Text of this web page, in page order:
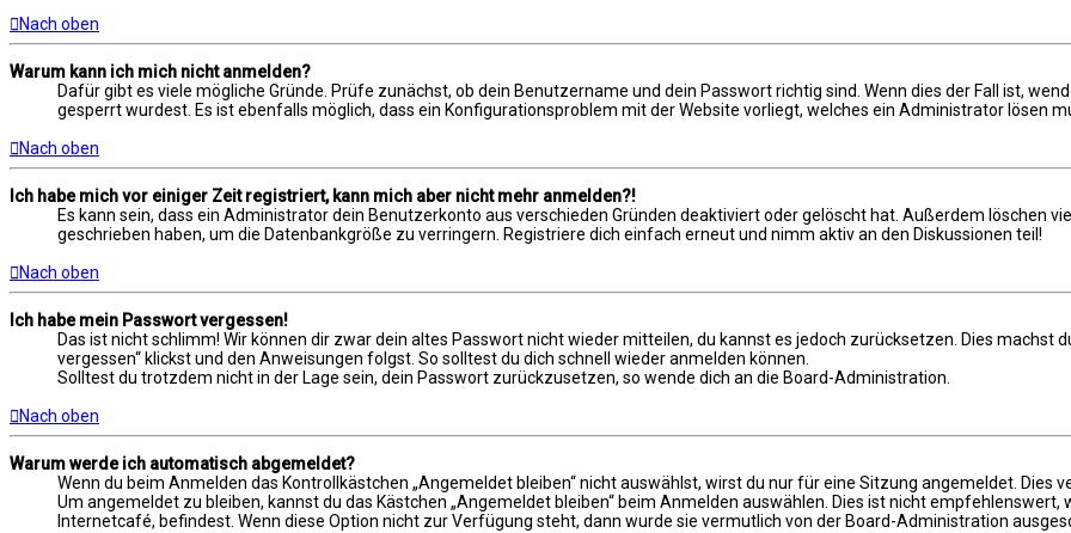
Nach oben
Warum kann ich mich nicht anmelden?
Dafür gibt es viele mögliche Gründe. Prüfe zunächst, ob dein Benutzername und dein Passwort richtig sind. Wenn dies der Fall ist,
gesperrt wurdest. Es ist ebenfalls möglich, dass ein Konfigurationsproblem mit der Website vorliegt, welches ein Administrator lösen
Nach oben
Ich habe mich vor einiger Zeit registriert, kann mich aber nicht mehr anmelden?!
Es kann sein, dass ein Administrator dein Benutzerkonto aus verschieden Gründen deaktiviert oder gelöscht hat. Außerdem löschen
geschrieben haben, um die Datenbankgröße zu verringern. Registriere dich einfach erneut und nimm aktiv an den Diskussionen teil!
Nach oben
Ich habe mein Passwort vergessen!
Das ist nicht schlimm! Wir können dir zwar dein altes Passwort nicht wieder mitteilen, du kannst es jedoch zurücksetzen. Dies machst
vergessen“ klickst und den Anweisungen folgst. So solltest du dich schnell wieder anmelden können.
Solltest du trotzdem nicht in der Lage sein, dein Passwort zurückzusetzen, so wende dich an die Board-Administration.
Nach oben
Warum werde ich automatisch abgemeldet?
Wenn du beim Anmelden das Kontrollkästchen „Angemeldet bleiben“ nicht auswählst, wirst du nur für eine Sitzung angemeldet. Dies
Um angemeldet zu bleiben, kannst du das Kästchen „Angemeldet bleiben“ beim Anmelden auswählen. Dies ist nicht
Internetcafé, befindest. Wenn diese Option nicht zur Verfügung steht, dann wurde sie vermutlich von der Board-Administration